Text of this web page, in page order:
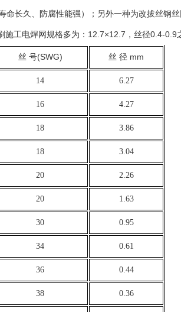
命长久、防腐性能强）； 另外一种为改拔丝钢
施工电焊网规格多为： 12.7×12.7，丝径0.4-0.9
丝 号(SWG) 丝 径 mm
14 6.27
16 4.27
18 3.86
18 3.04
20 2.26
20 1.63
30 0.95
34 0.61
36 0.44
38 0.36